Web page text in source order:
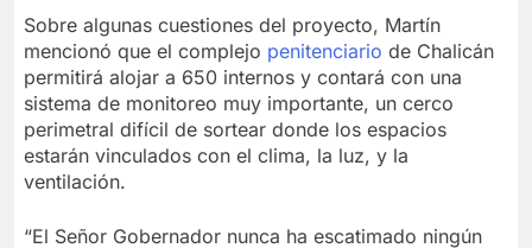
Sobre algunas cuestiones del proyecto, Martín
mencionó que el complejo penitenciario de Chalicán
permitirá alojar a 650 internos y contará con una
sistema de monitoreo muy importante, un cerco
perimetral difícil de sortear donde los espacios
estarán vinculados con el clima, la luz, y la
ventilación.
“El Señor Gobernador nunca ha escatimado ningún